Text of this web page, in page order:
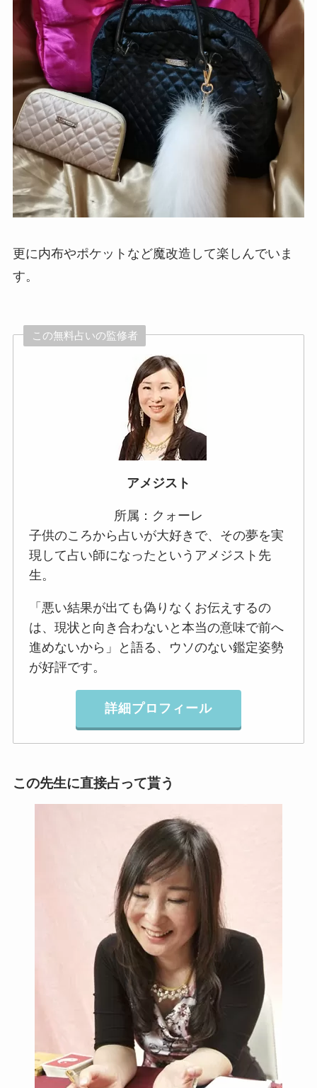
更に内布やポケットなど魔改造して楽しんでいま
す。
この無料占いの監修者
アメジスト
所属：クォーレ
子供のころから占いが大好きで、その夢を実
現して占い師になったというアメジスト先
生。
「悪い結果が出ても偽りなくお伝えするの
は、現状と向き合わないと本当の意味で前へ
進めないから」と語る、ウソのない鑑定姿勢
が好評です。
詳細プロフィール
この先生に直接占って貰う